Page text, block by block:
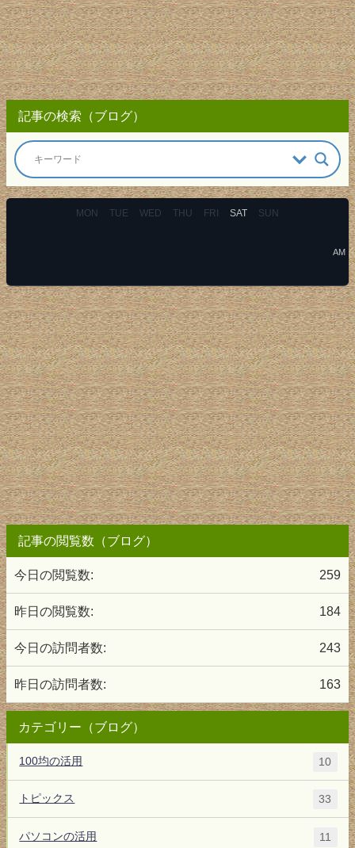
記事の検索（ブログ）
MON TUE WED THU FRI SAT SUN
AM
記事の閲覧数（ブログ）
259
今日の閲覧数:
184
昨日の閲覧数:
243
今日の訪問者数:
163
昨日の訪問者数:
カテゴリー（ブログ）
100均の活用 10
トピックス 33
パソコンの活用 11